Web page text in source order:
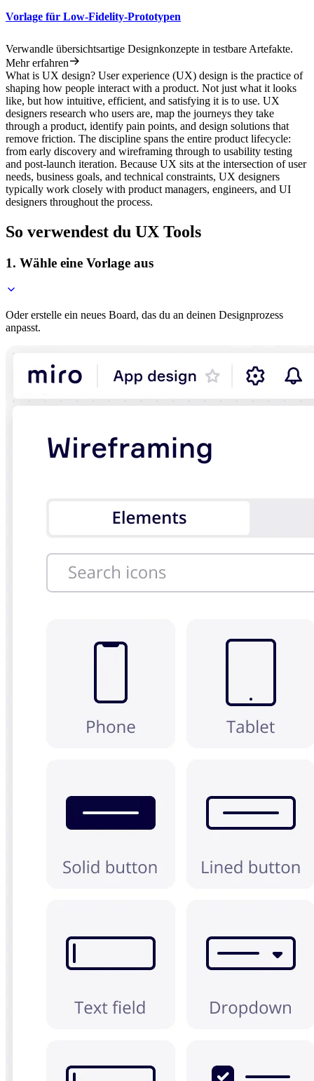
Vorlage für Low-Fidelity-Prototypen
Verwandle übersichtsartige Designkonzepte in testbare Artefakte.
Mehr erfahren
What is UX design? User experience (UX) design is the practice of
shaping how people interact with a product. Not just what it looks
like, but how intuitive, efficient, and satisfying it is to use. UX
designers research who users are, map the journeys they take
through a product, identify pain points, and design solutions that
remove friction. The discipline spans the entire product lifecycle:
from early discovery and wireframing through to usability testing
and post-launch iteration. Because UX sits at the intersection of user
needs, business goals, and technical constraints, UX designers
typically work closely with product managers, engineers, and UI
designers throughout the process.
So verwendest du UX Tools
1. Wähle eine Vorlage aus
Oder erstelle ein neues Board, das du an deinen Designprozess
anpasst.